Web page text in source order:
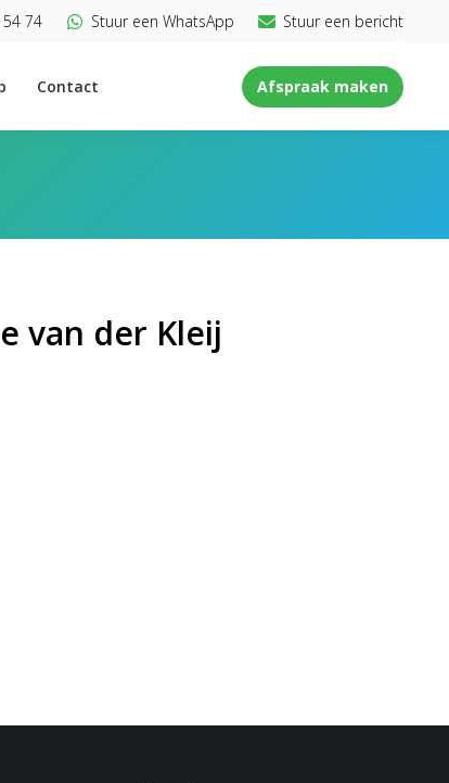
74 Stuur een WhatsApp Stuur een bericht
Contact Afspraak maken
van der Kleij